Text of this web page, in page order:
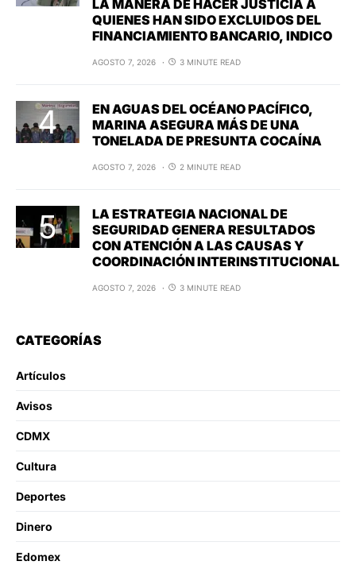
LA MANERA DE HACER JUSTICIA A
QUIENES HAN SIDO EXCLUIDOS DEL
FINANCIAMIENTO BANCARIO, INDICO
AGOSTO 7, 2026 3 MINUTE READ
EN AGUAS DEL OCÉANO PACÍFICO,
MARINA ASEGURA MÁS DE UNA
TONELADA DE PRESUNTA COCAÍNA
AGOSTO 7, 2026 2 MINUTE READ
LA ESTRATEGIA NACIONAL DE
SEGURIDAD GENERA RESULTADOS
CON ATENCIÓN A LAS CAUSAS Y
COORDINACIÓN INTERINSTITUCIONAL
AGOSTO 7, 2026 3 MINUTE READ
CATEGORÍAS
Artículos
Avisos
CDMX
Cultura
Deportes
Dinero
Edomex